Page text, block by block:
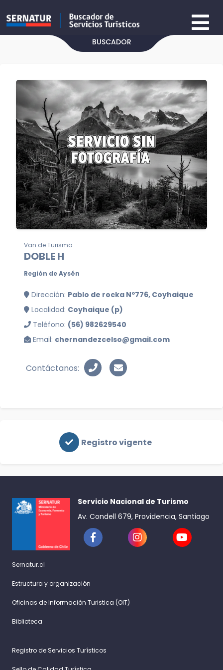
BUSCADOR
Van de Turismo
DOBLE H
Región de Aysén
Dirección: Pablo de rocka Nº776, Coyhaique
Localidad: Coyhaique (p)
Teléfono: (56) 982629540
Email: chernandezcelso@gmail.com
Contáctanos:
Registro vigente
Servicio Nacional de Turismo
Av. Condell 679, Providencia, Santiago
Sernatur.cl
Estructura y organización
Oficinas de Información Turistica (OIT)
Biblioteca
Registro de Servicios Turísticos